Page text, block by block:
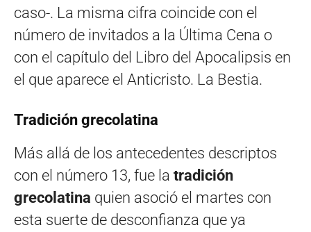
caso-. La misma cifra coincide con el
número de invitados a la Última Cena o
con el capítulo del Libro del Apocalipsis en
el que aparece el Anticristo. La Bestia.
Tradición grecolatina
Más allá de los antecedentes descriptos
con el número 13, fue la tradición
grecolatina quien asoció el martes con
esta suerte de desconfianza que ya